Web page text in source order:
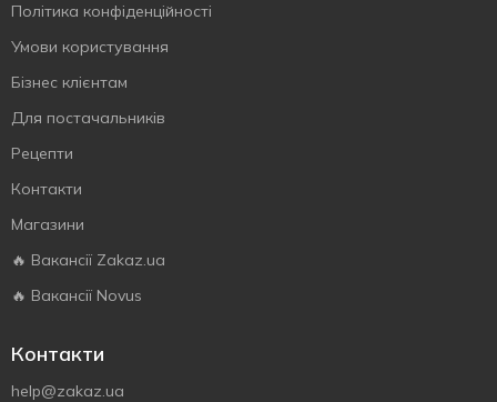
Політика конфіденційності
Умови користування
Бізнес клієнтам
Для постачальників
Рецепти
Контакти
Магазини
🔥 Вакансії Zakaz.ua
🔥 Вакансії Novus
Контакти
help@zakaz.ua